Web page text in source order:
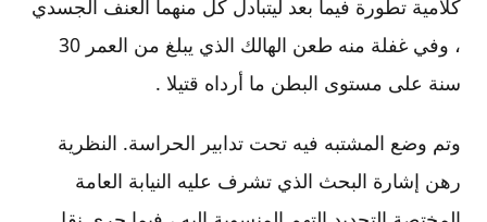
كلامية تطورة فيما بعد ليتبادل كل منهما العنف الجسدي
، وفي غفلة منه طعن الهالك الذي يبلغ من العمر 30
سنة على مستوى البطن ما أرداه قتيلا .
وتم وضع المشتبه فيه تحت تدابير الحراسة. النظرية
رهن إشارة البحث الذي تشرف عليه النيابة العامة